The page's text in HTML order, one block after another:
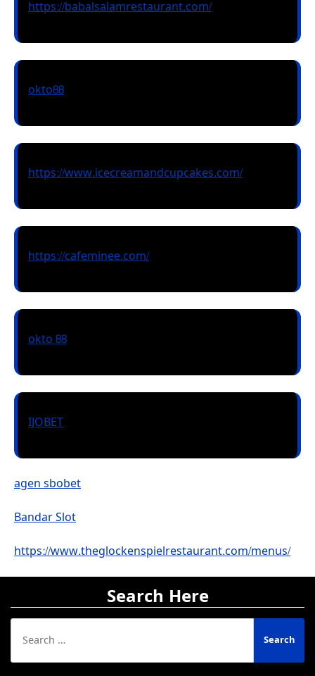
https://babalsalamrestaurant.com/
okto88
https://www.icecreamandcupcakes.com/
https://cafeminee.com/
okto 88
IJOBET
agen sbobet
Bandar Slot
https://www.theglockenspielrestaurant.com/menus/
Search Here
Search
for: